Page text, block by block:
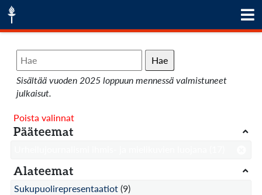
Hae
Sisältää vuoden 2025 loppuun mennessä valmistuneet
julkaisut.
Poista valinnat
Pääteemat
Alateemat
Sukupuolirepresentaatiot (9)